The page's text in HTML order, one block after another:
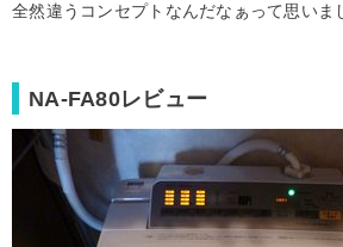
全然違うコンセプトなんだなぁって思いま
NA-FA80レビュー